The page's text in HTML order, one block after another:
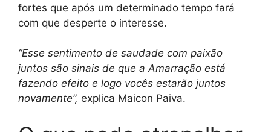
fortes que após um determinado tempo fará
com que desperte o interesse.
“Esse sentimento de saudade com paixão
juntos são sinais de que a Amarração está
fazendo efeito e logo vocês estarão juntos
novamente”, explica Maicon Paiva.